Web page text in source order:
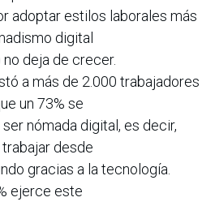
adoptar estilos laborales más
digital
deja de crecer.
a más de 2.000 trabajadores
un 73% se
nómada digital, es decir,
desde
gracias a la tecnología.
ejerce este